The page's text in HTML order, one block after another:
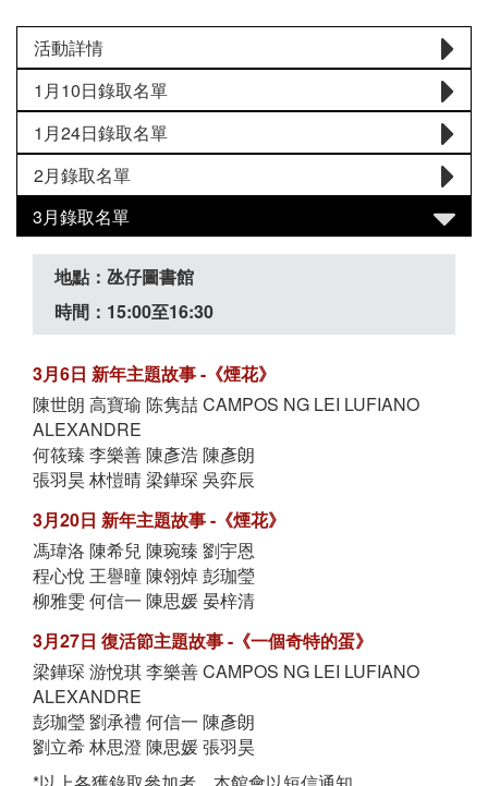
活動詳情
1月10日錄取名單
1月24日錄取名單
2月錄取名單
3月錄取名單
地點：氹仔圖書館
時間：15:00至16:30
3月6日 新年主題故事 -《煙花》
陳世朗 高寶瑜 陈隽喆 CAMPOS NG LEI LUFIANO
ALEXANDRE
何筱臻 李樂善 陳彥浩 陳彥朗
張羽昊 林愷晴 梁鏵琛 吳弈辰
3月20日 新年主題故事 -《煙花》
馮瑋洛 陳希兒 陳琬臻 劉宇恩
程心悅 王譽曈 陳翎焯 彭珈瑩
柳雅雯 何信一 陳思媛 晏梓清
3月27日 復活節主題故事 -《一個奇特的蛋》
梁鏵琛 游悅琪 李樂善 CAMPOS NG LEI LUFIANO
ALEXANDRE
彭珈瑩 劉承禮 何信一 陳彥朗
劉立希 林思澄 陳思媛 張羽昊